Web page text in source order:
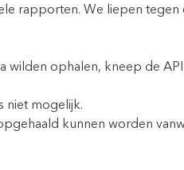
rapporten. We liepen tegen
wilden ophalen, kneep de
niet mogelijk.
kunnen worden